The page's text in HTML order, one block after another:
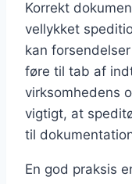
Korrekt
vellykket
kan
føre til tab af
virksomhedens
vigtigt, at
til
En god praksis